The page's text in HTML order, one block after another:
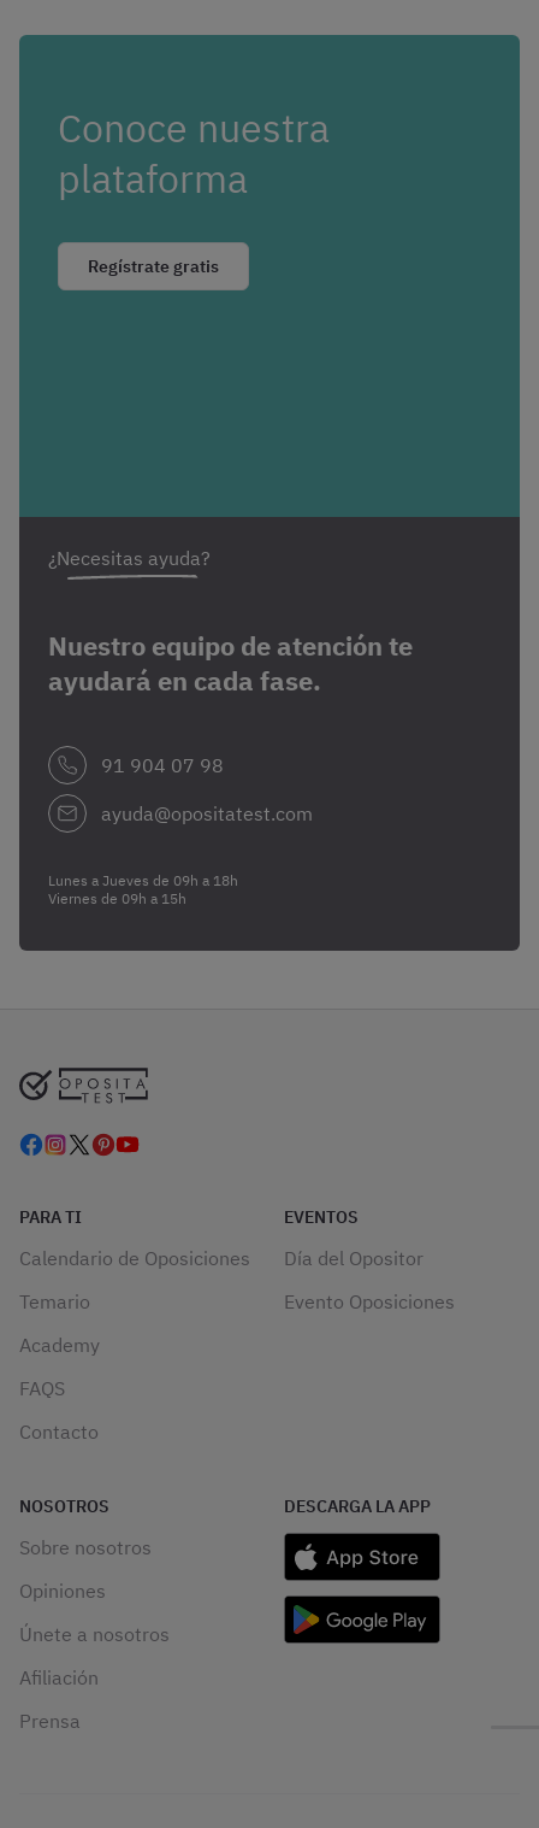
Conoce nuestra
plataforma
Regístrate gratis
¿Necesitas ayuda?
Nuestro equipo de atención te
ayudará en cada fase.
91 904 07 98
ayuda@opositatest.com
Lunes a Jueves de 09h a 18h
Viernes de 09h a 15h